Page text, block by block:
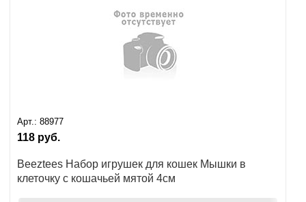
Арт.: 88977
118 руб.
Beeztees Набор игрушек для кошек Мышки в
клеточку с кошачьей мятой 4см